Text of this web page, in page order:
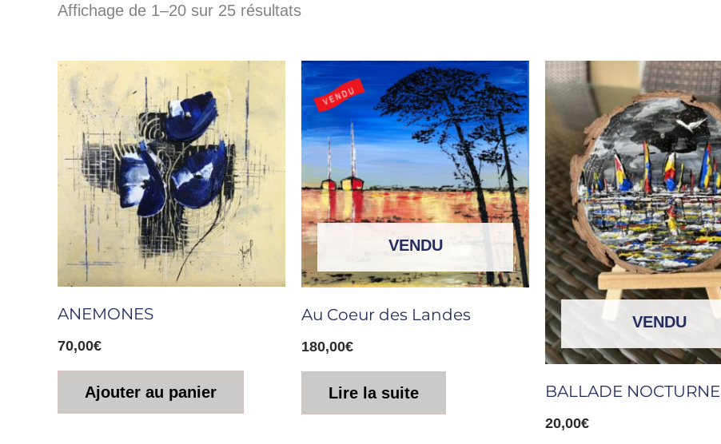
Affichage de 1–20 sur 25 résultats
ANEMONES
70,00€
Ajouter au panier
VENDU
Au Coeur des Landes
180,00€
Lire la suite
VENDU
BALLADE NOCTURNE
20,00€